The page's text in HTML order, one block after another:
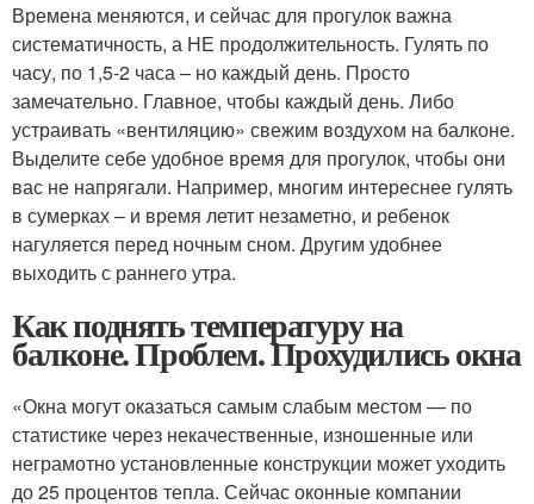
Времена меняются, и сейчас для прогулок важна
систематичность, а НЕ продолжительность. Гулять по
часу, по 1,5-2 часа – но каждый день. Просто
замечательно. Главное, чтобы каждый день. Либо
устраивать «вентиляцию» свежим воздухом на балконе.
Выделите себе удобное время для прогулок, чтобы они
вас не напрягали. Например, многим интереснее гулять
в сумерках – и время летит незаметно, и ребенок
нагуляется перед ночным сном. Другим удобнее
выходить с раннего утра.
Как поднять температуру на
балконе. Проблем. Прохудились окна
«Окна могут оказаться самым слабым местом — по
статистике через некачественные, изношенные или
неграмотно установленные конструкции может уходить
до 25 процентов тепла. Сейчас оконные компании